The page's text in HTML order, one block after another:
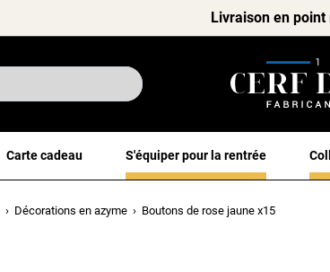
Livraison en
Carte cadeau S'équiper pour la rentrée
Décorations en azyme Boutons de rose jaune x15